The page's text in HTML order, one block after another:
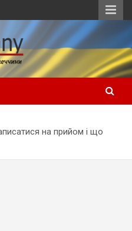
в Німеччині, новини
на прийом і що